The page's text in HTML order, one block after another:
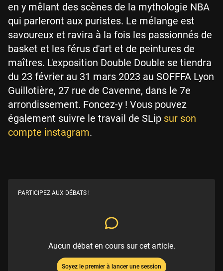
en y mêlant des scènes de la mythologie NBA
qui parleront aux puristes. Le mélange est
savoureux et ravira à la fois les passionnés de
basket et les férus d'art et de peintures de
maîtres. L'exposition Double Double se tiendra
du 23 février au 31 mars 2023 au SOFFFA Lyon
Guillotière, 27 rue de Cavenne, dans le 7e
arrondissement. Foncez-y ! Vous pouvez
également suivre le travail de SLip sur son
compte instagram.
PARTICIPEZ AUX DÉBATS !
Aucun débat en cours sur cet article.
Soyez le premier à lancer une session